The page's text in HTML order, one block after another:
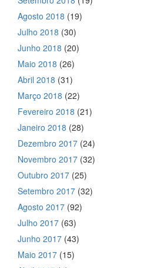
Agosto 2018 (19)
Julho 2018 (30)
Junho 2018 (20)
Maio 2018 (26)
Abril 2018 (31)
Março 2018 (22)
Fevereiro 2018 (21)
Janeiro 2018 (28)
Dezembro 2017 (24)
Novembro 2017 (32)
Outubro 2017 (25)
Setembro 2017 (32)
Agosto 2017 (92)
Julho 2017 (63)
Junho 2017 (43)
Maio 2017 (15)